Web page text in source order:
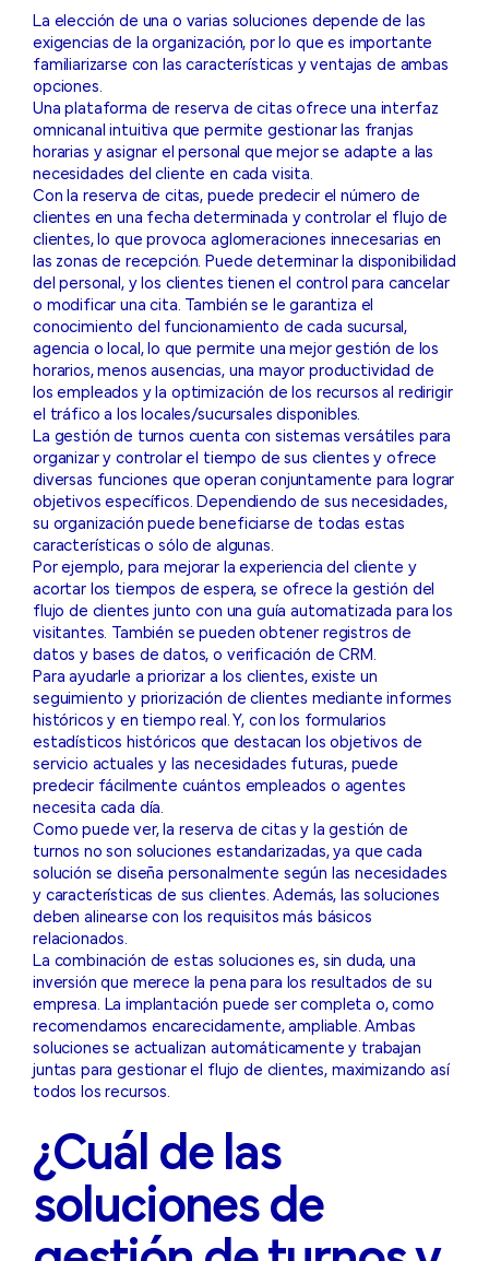
La elección de una o varias soluciones depende de las
exigencias de la organización, por lo que es importante
familiarizarse con las características y ventajas de ambas
opciones.
Una plataforma de reserva de citas ofrece una interfaz
omnicanal intuitiva que permite gestionar las franjas
horarias y asignar el personal que mejor se adapte a las
necesidades del cliente en cada visita.
Con la reserva de citas, puede predecir el número de
clientes en una fecha determinada y controlar el flujo de
clientes, lo que provoca aglomeraciones innecesarias en
las zonas de recepción. Puede determinar la disponibilidad
del personal, y los clientes tienen el control para cancelar
o modificar una cita. También se le garantiza el
conocimiento del funcionamiento de cada sucursal,
agencia o local, lo que permite una mejor gestión de los
horarios, menos ausencias, una mayor productividad de
los empleados y la optimización de los recursos al redirigir
el tráfico a los locales/sucursales disponibles.
La gestión de turnos cuenta con sistemas versátiles para
organizar y controlar el tiempo de sus clientes y ofrece
diversas funciones que operan conjuntamente para lograr
objetivos específicos. Dependiendo de sus necesidades,
su organización puede beneficiarse de todas estas
características o sólo de algunas.
Por ejemplo, para mejorar la experiencia del cliente y
acortar los tiempos de espera, se ofrece la gestión del
flujo de clientes junto con una guía automatizada para los
visitantes. También se pueden obtener registros de
datos y bases de datos, o verificación de CRM.
Para ayudarle a priorizar a los clientes, existe un
seguimiento y priorización de clientes mediante informes
históricos y en tiempo real. Y, con los formularios
estadísticos históricos que destacan los objetivos de
servicio actuales y las necesidades futuras, puede
predecir fácilmente cuántos empleados o agentes
necesita cada día.
Como puede ver, la reserva de citas y la gestión de
turnos no son soluciones estandarizadas, ya que cada
solución se diseña personalmente según las necesidades
y características de sus clientes. Además, las soluciones
deben alinearse con los requisitos más básicos
relacionados.
La combinación de estas soluciones es, sin duda, una
inversión que merece la pena para los resultados de su
empresa. La implantación puede ser completa o, como
recomendamos encarecidamente, ampliable. Ambas
soluciones se actualizan automáticamente y trabajan
juntas para gestionar el flujo de clientes, maximizando así
todos los recursos.
¿Cuál de las
soluciones de